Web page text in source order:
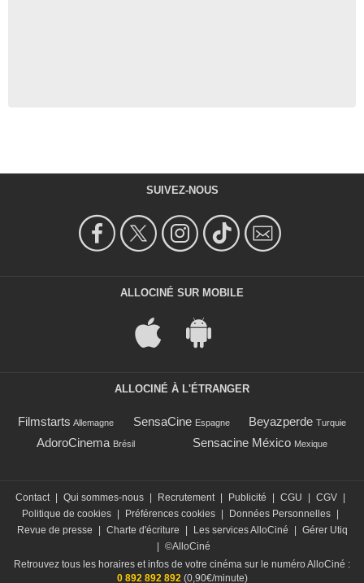
SUIVEZ-NOUS
ALLOCINÉ SUR MOBILE
ALLOCINÉ À L'ÉTRANGER
Filmstarts Allemagne SensaCine Espagne Beyazperde Turquie
AdoroCinema Brésil Sensacine México Mexique
Contact | Qui sommes-nous | Recrutement | Publicité | CGU | CGV |
Politique de cookies | Préférences cookies | Données Personnelles |
Revue de presse
| Charte d'écriture | Les services AlloCiné | Gérer Utiq
| ©AlloCiné
Retrouvez tous les horaires et infos de votre cinéma sur le numéro AlloCiné :
0 892 892 892 (0,90€/minute)